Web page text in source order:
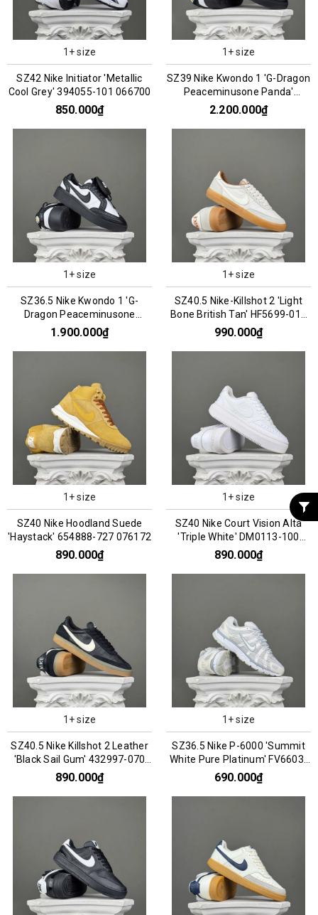
1+ size
SZ42 Nike Initiator 'Metallic
Cool Grey' 394055-101 066700
850.000₫
1+ size
SZ39 Nike Kwondo 1 'G-Dragon
Peaceminusone Panda'
DH2482-101 066957
2.200.000₫
1+ size
SZ36.5 Nike Kwondo 1 'G-
Dragon Peaceminusone
Panda' DH2482-101 066956
1.900.000₫
1+ size
SZ40.5 Nike-Killshot 2 'Light
Bone British Tan' HF5699-019
076184
990.000₫
1+ size
SZ40 Nike Hoodland Suede
'Haystack' 654888-727 076172
890.000₫
1+ size
SZ40 Nike Court Vision Alta
'Triple White' DM0113-100
066758
890.000₫
1+ size
SZ40.5 Nike Killshot 2 Leather
'Black Sail Gum' 432997-070
066717
890.000₫
1+ size
SZ36.5 Nike P-6000 'Summit
White Pure Platinum' FV6603-
101 066853
690.000₫